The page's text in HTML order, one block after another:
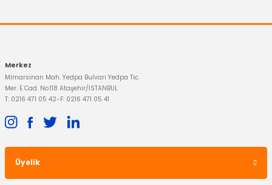
OTOSAN
Merkez
Mimarsinan Mah. Yedpa Bulvarı Yedpa Tic.
Mer. E Cad. No:118 Ataşehir/İSTANBUL
T: 0216 471 05 42-F: 0216 471 05 41
Üyelik